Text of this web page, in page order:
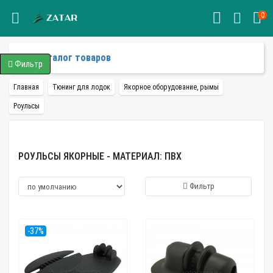
0
Каталог товаров
Главная Тюнинг для лодок Якорное оборудование, рымы
Роульсы
РОУЛЬСЫ ЯКОРНЫЕ - МАТЕРИАЛ: ПВХ
Фильтр
-37%
Фильтр